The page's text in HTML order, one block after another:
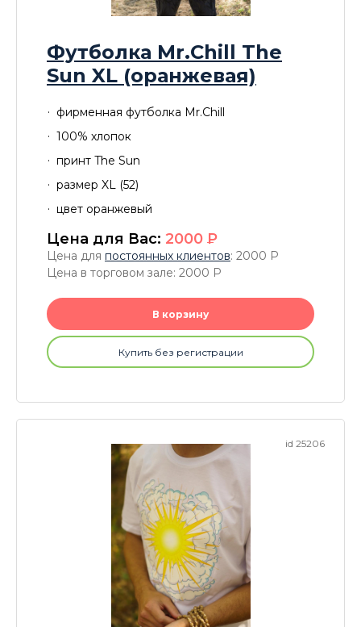
Футболка Mr.Chill The
Sun XL (оранжевая)
фирменная футболка Mr.Chill
100% хлопок
принт The Sun
размер XL (52)
цвет оранжевый
Цена для Вас: 2000 P
Цена для постоянных клиентов: 2000 P
Цена в торговом зале: 2000 P
В корзину
Купить без регистрации
id 25206